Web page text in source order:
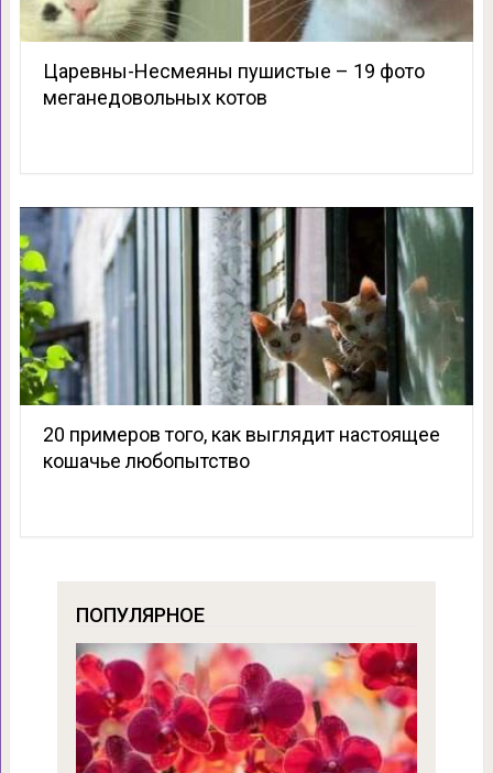
Царевны-Несмеяны пушистые – 19 фото
меганедовольных котов
20 примеров того, как выглядит настоящее
кошачье любопытство
ПОПУЛЯРНОЕ